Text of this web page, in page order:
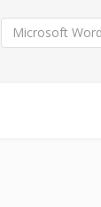
Microsoft